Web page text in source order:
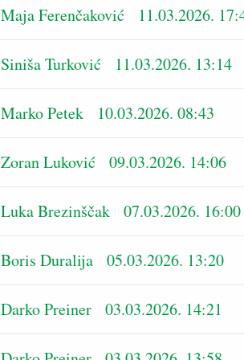
Maja Ferenčaković 11.03.2026.
Siniša Turković 11.03.2026. 13:14
Marko Petek 10.03.2026. 08:43
Zoran Luković 09.03.2026. 14:06
Luka Brezinščak 07.03.2026. 16:00
Boris Duralija 05.03.2026. 13:20
Darko Preiner 03.03.2026. 14:21